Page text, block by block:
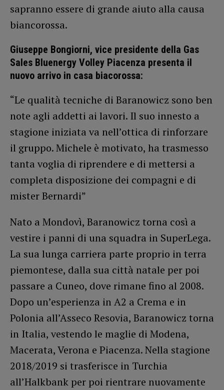
sapranno essere di grande aiuto alla causa
biancorossa.
Giuseppe Bongiorni, vice presidente della Gas
Sales Bluenergy Volley Piacenza presenta il
nuovo arrivo in casa biacorossa:
“Le qualità tecniche di Baranowicz sono ben
note agli addetti ai lavori. Il suo innesto a
stagione iniziata va nell’ottica di rinforzare
il gruppo. Michele è motivato, ha trasmesso
tanta voglia di riprendere e di mettersi a
completa disposizione dei compagni e di
mister Bernardi”
Nato a Mondovì, Baranowicz torna così a
vestire i panni di una squadra in SuperLega.
La sua lunga carriera parte proprio in terra
piemontese, dalla sua città natale per poi
passare a Cuneo, dove rimane fino al 2008.
Dopo un’esperienza in A2 a Crema e in
Polonia all’Asseco Resovia, Baranowicz torna
in Italia, vestendo le maglie di Modena,
Macerata, Verona e Piacenza. Nella stagione
2018/2019 si trasferisce in Turchia
all’Halkbank per poi rientrare nuovamente